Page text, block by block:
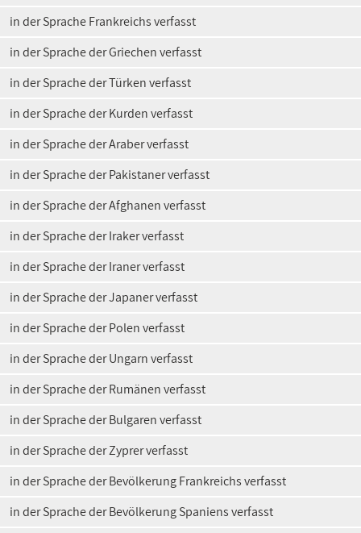
in der Sprache Frankreichs verfasst
in der Sprache der Griechen verfasst
in der Sprache der Türken verfasst
in der Sprache der Kurden verfasst
in der Sprache der Araber verfasst
in der Sprache der Pakistaner verfasst
in der Sprache der Afghanen verfasst
in der Sprache der Iraker verfasst
in der Sprache der Iraner verfasst
in der Sprache der Japaner verfasst
in der Sprache der Polen verfasst
in der Sprache der Ungarn verfasst
in der Sprache der Rumänen verfasst
in der Sprache der Bulgaren verfasst
in der Sprache der Zyprer verfasst
in der Sprache der Bevölkerung Frankreichs verfasst
in der Sprache der Bevölkerung Spaniens verfasst